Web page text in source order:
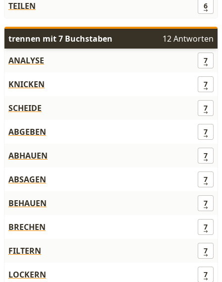
TEILEN 6
trennen mit 7 Buchstaben
12 Antworten
ANALYSE
7
KNICKEN 7
SCHEIDE 7
ABGEBEN 7
ABHAUEN 7
ABSAGEN 7
BEHAUEN 7
BRECHEN 7
FILTERN 7
LOCKERN 7